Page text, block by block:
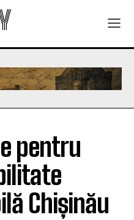
pentru
Chișinău